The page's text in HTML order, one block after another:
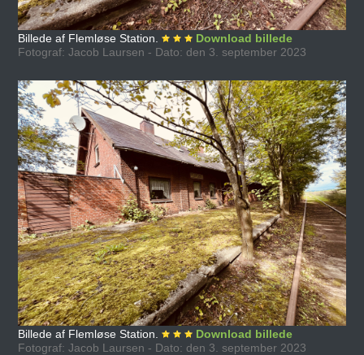
Billede af Flemløse Station.
Download billede
Fotograf: Jacob Laursen - Dato: den 3. september 2023
Billede af Flemløse Station.
Download billede
Fotograf: Jacob Laursen - Dato: den 3. september 2023